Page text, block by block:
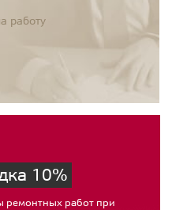
работу
10%
ремонтных работ при